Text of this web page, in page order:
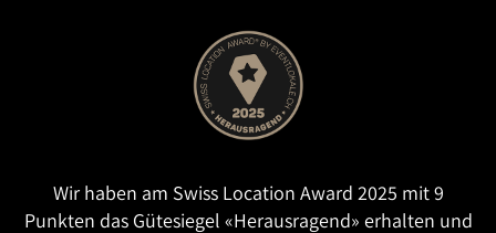
Wir haben am Swiss Location Award 2025 mit 9
Punkten das Gütesiegel «Herausragend» erhalten und